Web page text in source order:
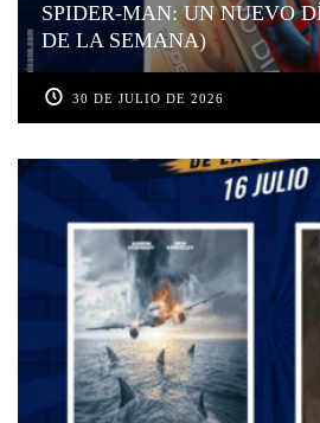
SPIDER-MAN: UN NUEVO
DE LA SEMANA)
30 DE JULIO DE 2026